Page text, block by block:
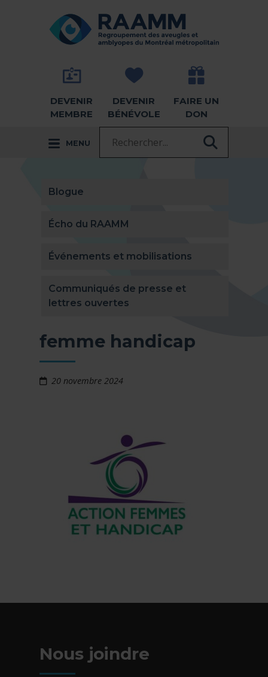
RETOUR À LA PAGE D'ACCUEIL -
DEVENIR
MEMBRE
DEVENIR
BÉNÉVOLE
FAIRE UN
DON
MENU
Blogue
Écho du RAAMM
Événements et mobilisations
Communiqués de presse et
lettres ouvertes
femme handicap
20 novembre 2024
Nous joindre